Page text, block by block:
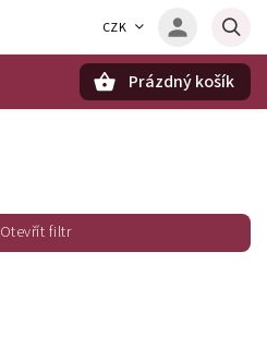
CZK
Prázdný košík
Otevřít filtr